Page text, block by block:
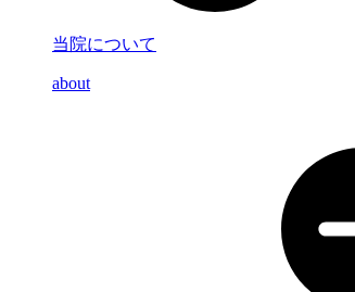
当院について
about